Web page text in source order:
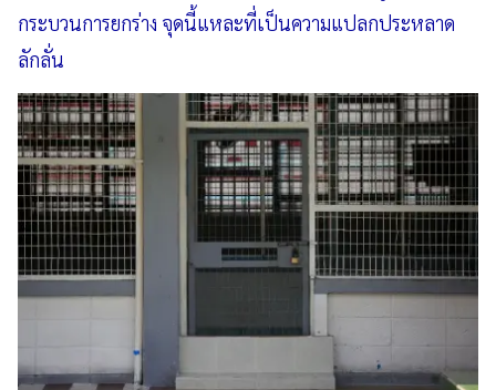
กระบวนการยกร่าง จุดนี้แหละที่เป็นความแปลกประหลาด
ลักลั่น